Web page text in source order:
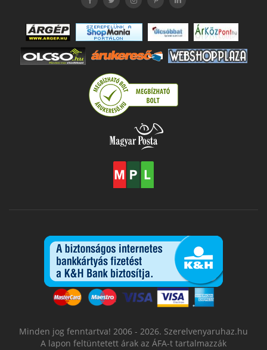
Minden jog fenntartva! 2006 - 2026. Szerelvenyaruhaz.hu
A lapon feltüntetett árak az ÁFA-t tartalmazzák